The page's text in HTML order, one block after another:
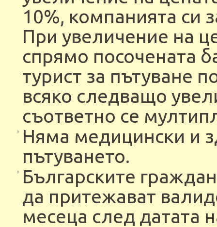
10%, компанията си
При увеличение на
спрямо посочената
турист за пътуване
всяко следващо
съответно се
Няма медицински и
пътуването.
Българските
да притежават
месеца след датата